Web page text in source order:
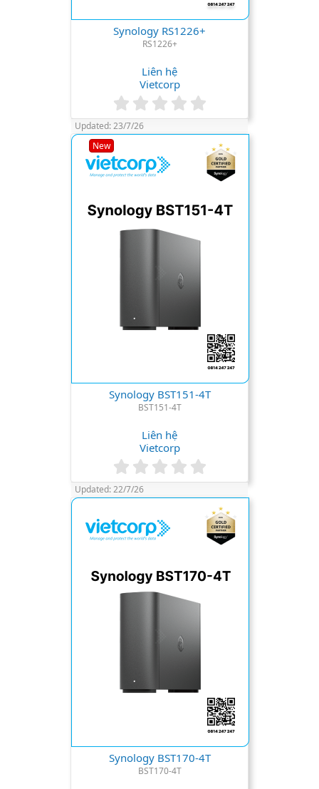
Synology RS1226+
RS1226+
Liên hệ
Vietcorp
.
0
0
s
t
r
Updated:23/7/26
New
Synology BST151-4T
BST151-4T
Liên hệ
Vietcorp
.
0
0
s
t
r
Updated:22/7/26
Synology BST170-4T
BST170-4T